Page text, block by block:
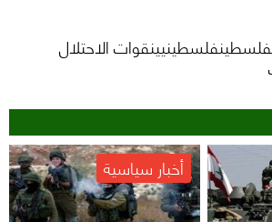
الاحتلال
أخبار سياسية